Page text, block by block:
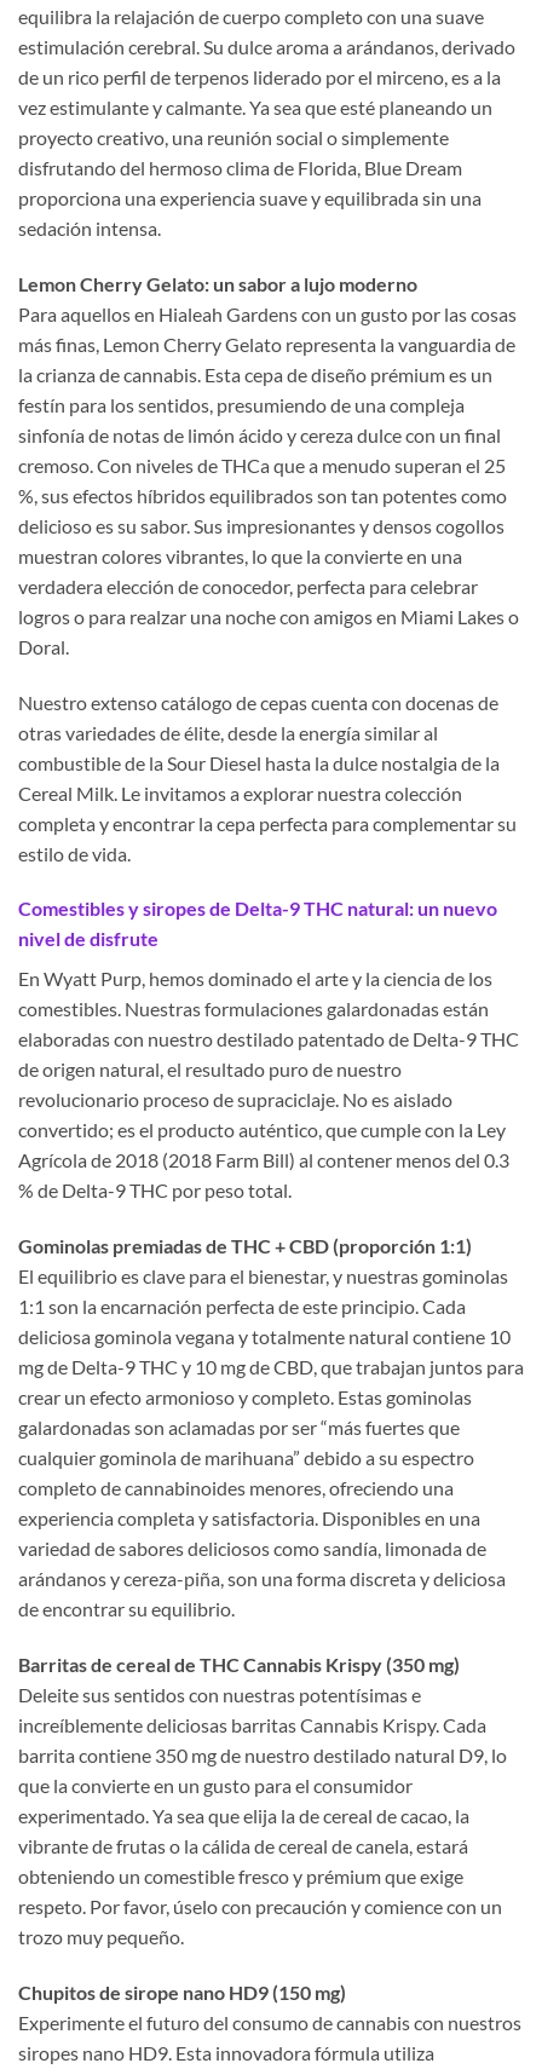
equilibra la relajación de cuerpo completo con una suave
estimulación cerebral. Su dulce aroma a arándanos, derivado
de un rico perfil de terpenos liderado por el mirceno, es a la
vez estimulante y calmante. Ya sea que esté planeando un
proyecto creativo, una reunión social o simplemente
disfrutando del hermoso clima de Florida, Blue Dream
proporciona una experiencia suave y equilibrada sin una
sedación intensa.
Lemon Cherry Gelato: un sabor a lujo moderno
Para aquellos en Hialeah Gardens con un gusto por las cosas
más finas, Lemon Cherry Gelato representa la vanguardia de
la crianza de cannabis. Esta cepa de diseño prémium es un
festín para los sentidos, presumiendo de una compleja
sinfonía de notas de limón ácido y cereza dulce con un final
cremoso. Con niveles de THCa que a menudo superan el 25
%, sus efectos híbridos equilibrados son tan potentes como
delicioso es su sabor. Sus impresionantes y densos cogollos
muestran colores vibrantes, lo que la convierte en una
verdadera elección de conocedor, perfecta para celebrar
logros o para realzar una noche con amigos en Miami Lakes o
Doral.
Nuestro extenso catálogo de cepas cuenta con docenas de
otras variedades de élite, desde la energía similar al
combustible de la Sour Diesel hasta la dulce nostalgia de la
Cereal Milk. Le invitamos a explorar nuestra colección
completa y encontrar la cepa perfecta para complementar su
estilo de vida.
Comestibles y siropes de Delta-9 THC natural: un nuevo
nivel de disfrute
En Wyatt Purp, hemos dominado el arte y la ciencia de los
comestibles. Nuestras formulaciones galardonadas están
elaboradas con nuestro destilado patentado de Delta-9 THC
de origen natural, el resultado puro de nuestro
revolucionario proceso de supraciclaje. No es aislado
convertido; es el producto auténtico, que cumple con la Ley
Agrícola de 2018 (2018 Farm Bill) al contener menos del 0.3
% de Delta-9 THC por peso total.
Gominolas premiadas de THC + CBD (proporción 1:1)
El equilibrio es clave para el bienestar, y nuestras gominolas
1:1 son la encarnación perfecta de este principio. Cada
deliciosa gominola vegana y totalmente natural contiene 10
mg de Delta-9 THC y 10 mg de CBD, que trabajan juntos para
crear un efecto armonioso y completo. Estas gominolas
galardonadas son aclamadas por ser “más fuertes que
cualquier gominola de marihuana” debido a su espectro
completo de cannabinoides menores, ofreciendo una
experiencia completa y satisfactoria. Disponibles en una
variedad de sabores deliciosos como sandía, limonada de
arándanos y cereza-piña, son una forma discreta y deliciosa
de encontrar su equilibrio.
Barritas de cereal de THC Cannabis Krispy (350 mg)
Deleite sus sentidos con nuestras potentísimas e
increíblemente deliciosas barritas Cannabis Krispy. Cada
barrita contiene 350 mg de nuestro destilado natural D9, lo
que la convierte en un gusto para el consumidor
experimentado. Ya sea que elija la de cereal de cacao, la
vibrante de frutas o la cálida de cereal de canela, estará
obteniendo un comestible fresco y prémium que exige
respeto. Por favor, úselo con precaución y comience con un
trozo muy pequeño.
Chupitos de sirope nano HD9 (150 mg)
Experimente el futuro del consumo de cannabis con nuestros
siropes nano HD9. Esta innovadora fórmula utiliza